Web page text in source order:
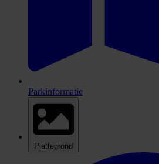
Parkinformatie
Plattegrond